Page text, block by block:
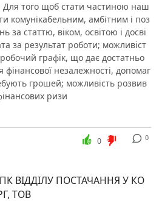
Для того щоб стати частиною наш
комунікабельним, амбітним і поз
статтю, віком, освітою і досві
за результат роботи; можливіст
графік, що дає достатньо
фінансової незалежності, допомаг
грошей; можливість розвив
ризи
0
0
ВІДДІЛУ ПОСТАЧАННЯ У КО
ТОВ